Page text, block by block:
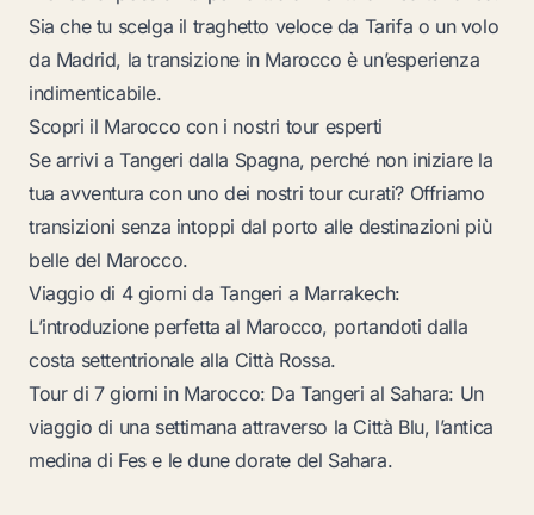
Sia che tu scelga il traghetto veloce da Tarifa o un volo
da Madrid, la transizione in Marocco è un’esperienza
indimenticabile.
Scopri il Marocco con i nostri tour esperti
Se arrivi a Tangeri dalla Spagna, perché non iniziare la
tua avventura con uno dei nostri tour curati? Offriamo
transizioni senza intoppi dal porto alle destinazioni più
belle del Marocco.
Viaggio di 4 giorni da Tangeri a Marrakech:
L’introduzione perfetta al Marocco, portandoti dalla
costa settentrionale alla Città Rossa.
Tour di 7 giorni in Marocco: Da Tangeri al Sahara: Un
viaggio di una settimana attraverso la Città Blu, l’antica
medina di Fes e le dune dorate del Sahara.